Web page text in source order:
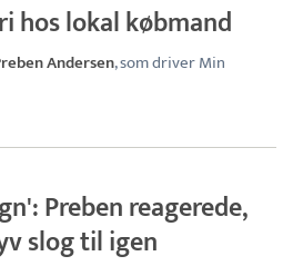
hos lokal købmand
Andersen, som driver Min
Preben reagerede,
slog til igen